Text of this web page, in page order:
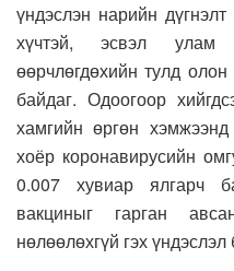
үндэслэн нарийн
хүчтэй, эсвэл
өөрчлөгдөхийн тулд
байдаг. Одоогоор
хамгийн өргөн
хоёр коронавирусийн
0.007 хувиар ялгарч
вакциныг гарган
нөлөөлөхгүй гэх үндэслэл